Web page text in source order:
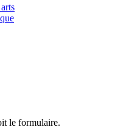
le formulaire.